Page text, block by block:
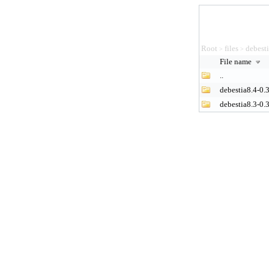
Root > files >
File name
..
debestia8.4-
debestia8.3-